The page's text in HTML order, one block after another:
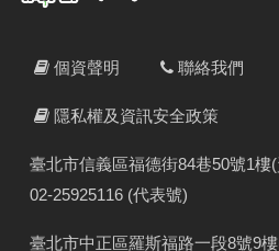
個資聲明 聯絡我們
隱私權及資訊安全政策
臺北市信義區福德街84巷50號1樓
02-25925116 (代表號)
臺北市中正區羅斯福路一段8號9